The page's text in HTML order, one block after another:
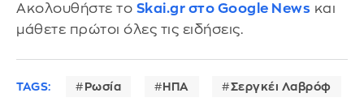
Ακολουθήστε το Skai.gr στο Google News και
μάθετε πρώτοι όλες τις ειδήσεις.
TAGS: Ρωσία ΗΠΑ Σεργκέι Λαβρόφ